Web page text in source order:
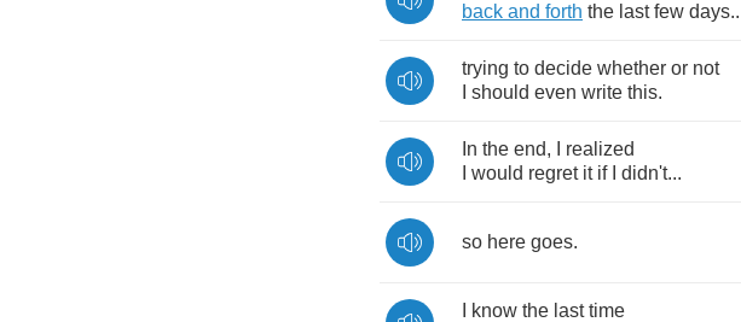
back and forth the last few days..
trying to decide whether or not
should even write this.
In the end,
realized
would regret it if didn't...
so here goes.
know the last time